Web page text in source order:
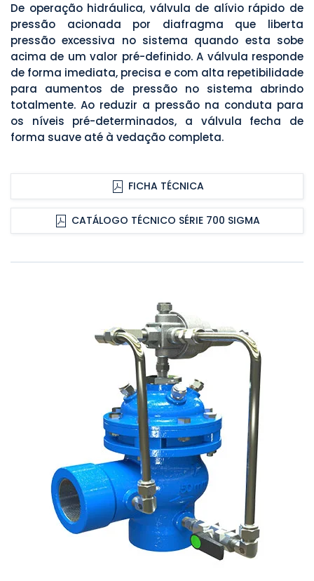
De operação hidráulica, válvula de alívio rápido de
pressão acionada por diafragma que liberta
pressão excessiva no sistema quando esta sobe
acima de um valor pré-definido. A válvula responde
de forma imediata, precisa e com alta repetibilidade
para aumentos de pressão no sistema abrindo
totalmente. Ao reduzir a pressão na conduta para
os níveis pré-determinados, a válvula fecha de
forma suave até à vedação completa.
FICHA TÉCNICA
CATÁLOGO TÉCNICO SÉRIE 700 SIGMA